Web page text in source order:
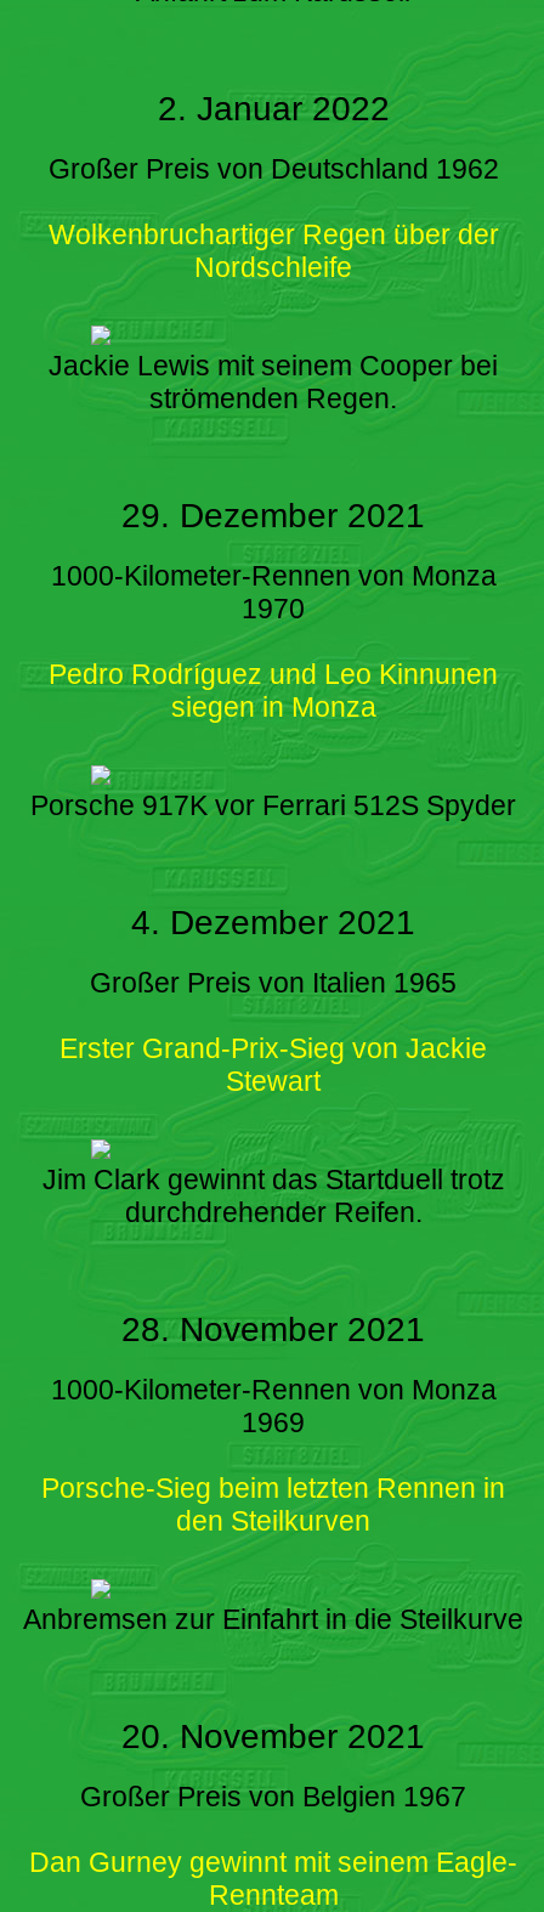
2. Januar 2022
Großer Preis von Deutschland 1962
Wolkenbruchartiger Regen über der
Nordschleife
Jackie Lewis mit seinem Cooper bei
strömenden Regen.
29. Dezember 2021
1000-Kilometer-Rennen von Monza
1970
Pedro Rodríguez und Leo Kinnunen
siegen in Monza
Porsche 917K vor Ferrari 512S Spyder
4. Dezember 2021
Großer Preis von Italien 1965
Erster Grand-Prix-Sieg von Jackie
Stewart
Jim Clark gewinnt das Startduell trotz
durchdrehender Reifen.
28. November 2021
1000-Kilometer-Rennen von Monza
1969
Porsche-Sieg beim letzten Rennen in
den Steilkurven
Anbremsen zur Einfahrt in die Steilkurve
20. November 2021
Großer Preis von Belgien 1967
Dan Gurney gewinnt mit seinem Eagle-
Rennteam